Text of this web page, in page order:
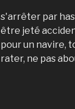
s'arrêter par
être jeté
pour un navire,
rater, ne pas